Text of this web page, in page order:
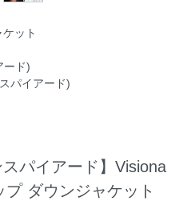
ット
ード)
パイアード)
パイアード】Visiona
ダウンジャケット